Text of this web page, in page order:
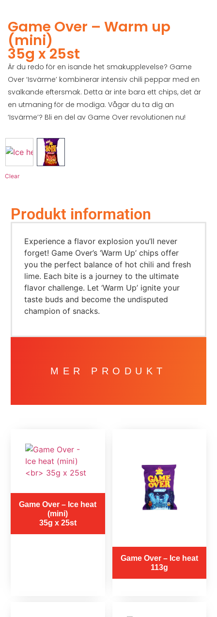
Game Over – Warm up
(mini)
35g x 25st
Är du redo för en isande het smakupplevelse? Game
Over ‘Isvärme’ kombinerar intensiv chili peppar med en
svalkande eftersmak. Detta är inte bara ett chips, det är
en utmaning för de modiga. Vågar du ta dig an
‘Isvärme’? Bli en del av Game Over revolutionen nu!
Clear
Produkt information
Experience a flavor explosion you’ll never
forget! Game Over’s ‘Warm Up’ chips offer
you the perfect balance of hot chili and fresh
lime. Each bite is a journey to the ultimate
flavor challenge. Let ‘Warm Up’ ignite your
taste buds and become the undisputed
champion of snacks.
MER PRODUKT
Game Over – Ice heat
(mini)
35g x 25st
Game Over – Ice heat
113g